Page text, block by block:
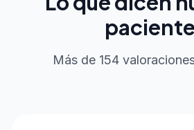
Más de 154